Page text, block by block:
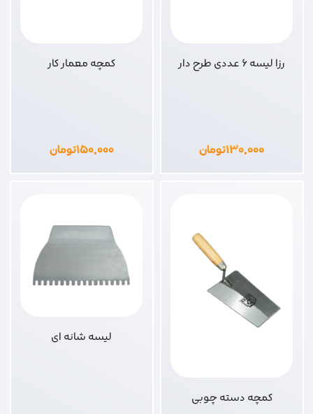
رزا لیسه 6 عددی طرح دار
۱۳۰,۰۰۰تومان
کمچه معمار کار
۱۵۰,۰۰۰تومان
کمچه دسته چوبی
لیسه شانه ای